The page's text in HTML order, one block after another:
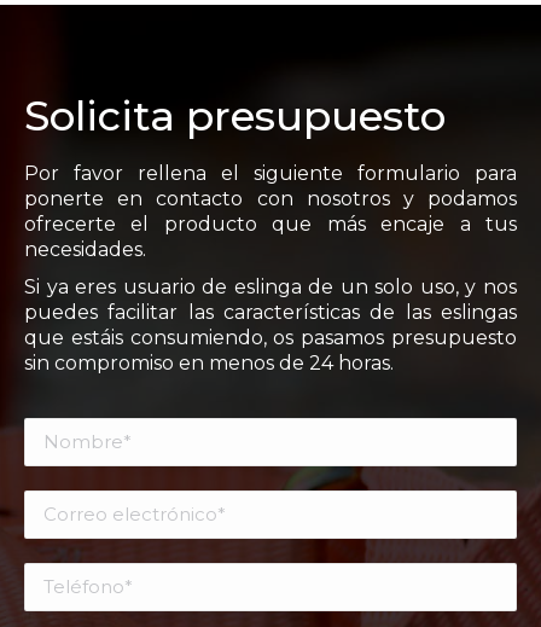
Solicita presupuesto
Por favor rellena el siguiente formulario para
ponerte en contacto con nosotros y podamos
ofrecerte el producto que más encaje a tus
necesidades.
Si ya eres usuario de eslinga de un solo uso, y nos
puedes facilitar las características de las eslingas
que estáis consumiendo, os pasamos presupuesto
sin compromiso en menos de 24 horas.